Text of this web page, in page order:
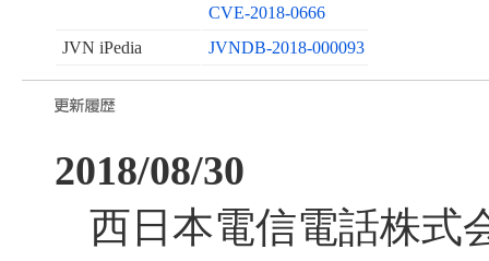
CVE-2018-0666
JVN iPedia
JVNDB-2018-000093
2018/08/30
西日本電信電話株式